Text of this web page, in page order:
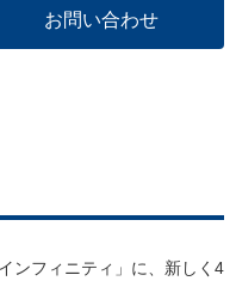
お問い合わせ
ンフィニティ」に、新しく4